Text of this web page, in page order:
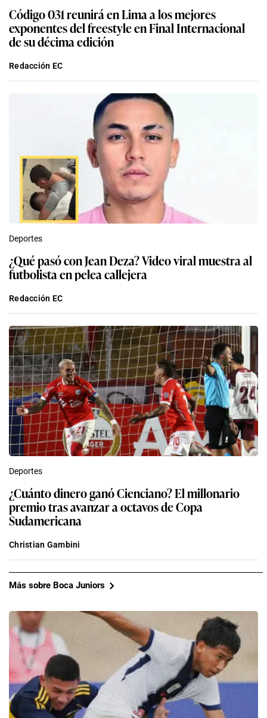
Código 031 reunirá en Lima a los mejores
exponentes del freestyle en Final Internacional
de su décima edición
Redacción EC
Deportes
¿Qué pasó con Jean Deza? Video viral muestra al
futbolista en pelea callejera
Redacción EC
Deportes
¿Cuánto dinero ganó Cienciano? El millonario
premio tras avanzar a octavos de Copa
Sudamericana
Christian Gambini
Más sobre Boca Juniors